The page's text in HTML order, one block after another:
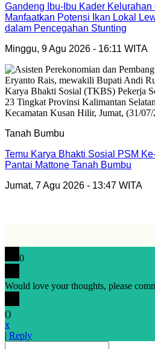
Gandeng Ibu-Ibu Kader
Manfaatkan Potensi Ikan Lokal
dalam Pencegahan Stunting
Minggu, 9 Agu 2026 - 16:11 WITA
Tanah Bumbu
Temu Karya Bhakti Sosial PSM
Pantai Mattone Tanah Bumbu
Jumat, 7 Agu 2026 - 13:47 WITA
0
Would love your thoughts, please
()
x
| Reply